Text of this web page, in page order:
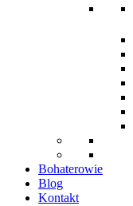
Bohaterowie
Blog
Kontakt